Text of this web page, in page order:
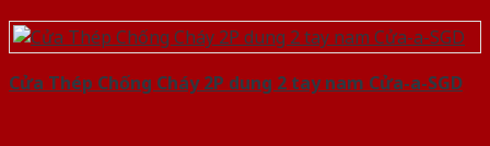
Cửa Thép Chống Cháy 2P dung 2 tay nam Cửa-a-SGD